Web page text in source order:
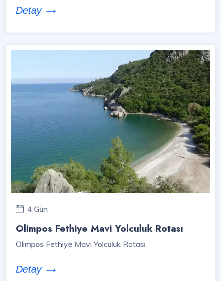
Detay
4 Gün
Olimpos Fethiye Mavi Yolculuk Rotası
Olimpos Fethiye Mavi Yolculuk Rotası
Detay